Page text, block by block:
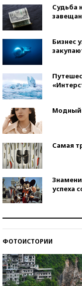
Судьба
Бизнес
Модный
Самая
успеха
ФОТОИСТОРИИ